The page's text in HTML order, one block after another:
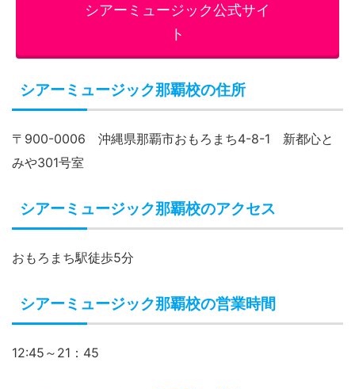
シアーミュージック公式サイ
ト
シアーミュージック那覇校の住所
〒900-0006 沖縄県那覇市おもろまち4-8-1 新都心と
みや301号室
シアーミュージック那覇校のアクセス
おもろまち駅徒歩5分
シアーミュージック那覇校の営業時間
12:45～21：45